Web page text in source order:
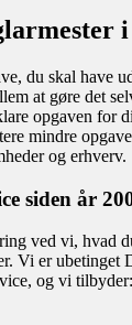
du skal have
at gøre det
opgaven for
mindre
og erhverv.
siden år
ved vi, hvad
Vi er ubetinget
og vi tilbyder: